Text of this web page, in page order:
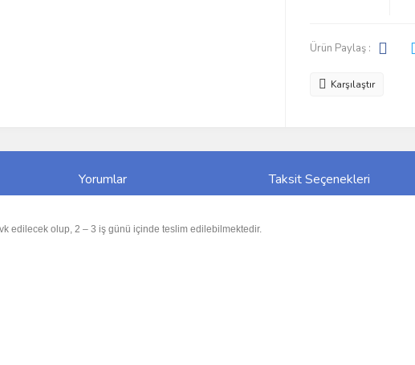
Ürün Paylaş :
Karşılaştır
Yorumlar Taksit Seçenekleri
edilecek olup, 2 – 3 iş günü içinde teslim edilebilmektedir.